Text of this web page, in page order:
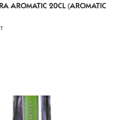
AROMATIC 20CL (AROMATIC